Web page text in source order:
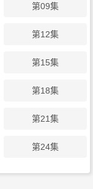
第09集
第12集
第15集
第18集
第21集
第24集